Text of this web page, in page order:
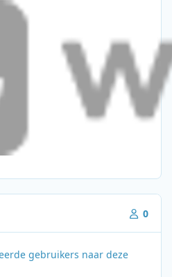
0
gebruikers naar deze